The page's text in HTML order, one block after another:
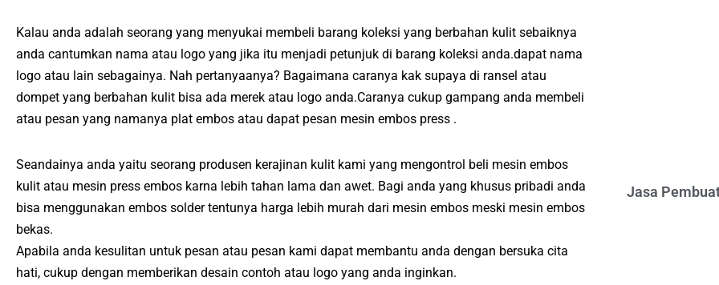
Kalau anda adalah seorang yang menyukai membeli barang koleksi yang berbahan kulit sebaiknya
anda cantumkan nama atau logo yang jika itu menjadi petunjuk di barang koleksi anda.dapat nama
logo atau lain sebagainya. Nah pertanyaanya? Bagaimana caranya kak supaya di ransel atau
dompet yang berbahan kulit bisa ada merek atau logo anda.Caranya cukup gampang anda membeli
atau pesan yang namanya plat embos atau dapat pesan mesin embos press .
Seandainya anda yaitu seorang produsen kerajinan kulit kami yang mengontrol beli mesin embos
kulit atau mesin press embos karna lebih tahan lama dan awet. Bagi anda yang khusus pribadi anda
bisa menggunakan embos solder tentunya harga lebih murah dari mesin embos meski mesin embos
bekas.
Apabila anda kesulitan untuk pesan atau pesan kami dapat membantu anda dengan bersuka cita
hati, cukup dengan memberikan desain contoh atau logo yang anda inginkan.
Jasa